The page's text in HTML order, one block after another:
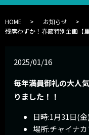
HOME
お知らせ
残席わずか！春節特別企画【
2025/01/16
毎年満員御礼の大人
りました！！
日時:1月31日(
場所:チャイナカ